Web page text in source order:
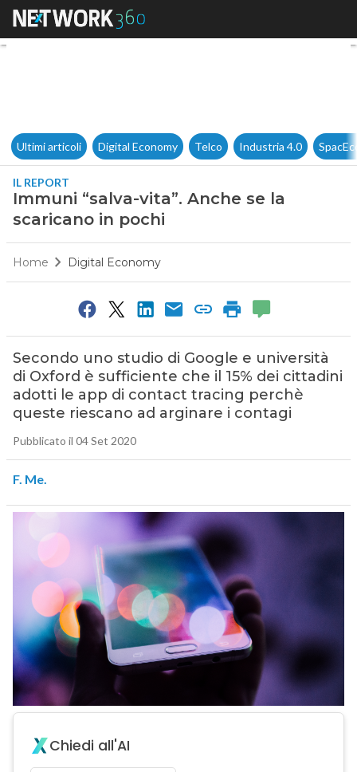
Immuni “salva-vita”. Anche
Ultimi articoli Digital Economy Telco Industria 4.0
IL REPORT
Immuni “salva-vita”. Anche se la
scaricano in pochi
Home Digital Economy
Secondo uno studio di Google e università
di Oxford è sufficiente che il 15% dei cittadini
adotti le app di contact tracing perchè
queste riescano ad arginare i contagi
Pubblicato il 04 Set 2020
F. Me.
Chiedi all'AI